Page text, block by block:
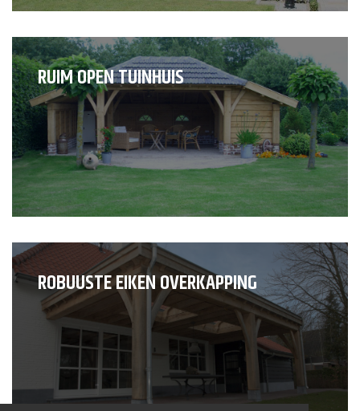
RUIM OPEN TUINHUIS
ROBUUSTE EIKEN OVERKAPPING